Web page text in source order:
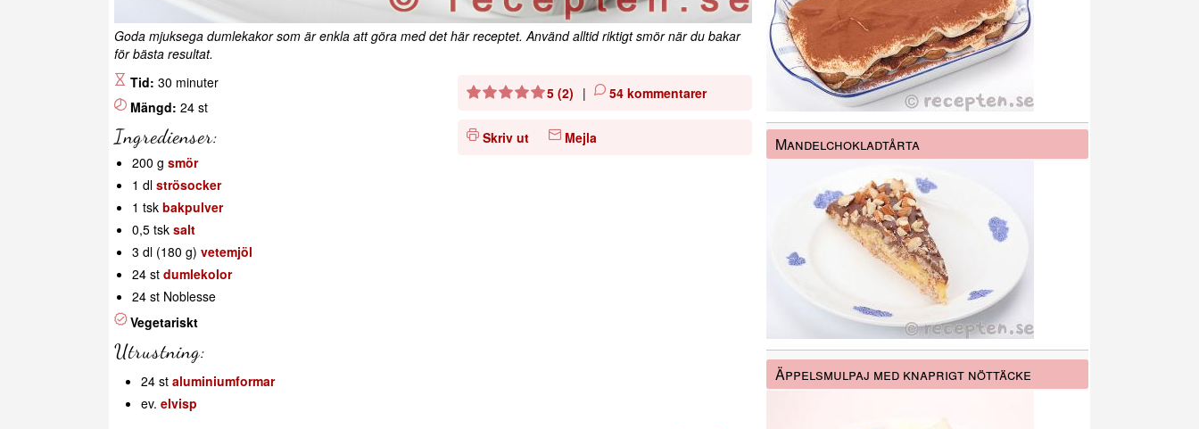
Goda mjuksega dumlekakor som är enkla att göra med det här receptet. Använd alltid riktigt smör när du bakar
för bästa resultat.
5 (2) | 54 kommentarer
Skriv ut Mejla
Tid: 30 minuter
Mängd: 24 st
Ingredienser:
200 g smör
1 dl strösocker
1 tsk bakpulver
0,5 tsk salt
3 dl (180 g) vetemjöl
24 st dumlekolor
24 st Noblesse
Vegetariskt
Utrustning:
24 st aluminiumformar
ev. elvisp
Mandelchokladtårta
Äppelsmulpaj med knaprigt nöttäcke